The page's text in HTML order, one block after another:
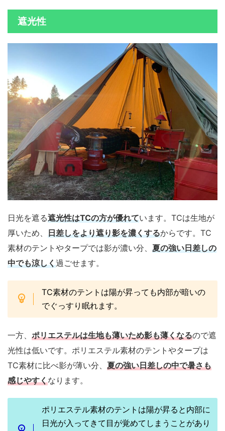
遮光性
日光を遮る遮光性はTCの方が優れています。TCは生地が
厚いため、 日差しをより遮り影を濃くするからです。TC
素材のテントやタープでは影が濃い分、 夏の強い日差しの
中でも涼しく過ごせます。
TC素材のテントは陽が昇っても内部が暗いの
でぐっすり眠れます。
一方、 ポリエステルは生地も薄いため影も薄くなるので遮
光性は低いです。ポリエステル素材のテントやタープは
TC素材に比べ影が薄い分、 夏の強い日差しの中で暑さも
感じやすくなります。
ポリエステル素材のテントは陽が昇ると内部に
日光が入ってきて目が覚めてしまうことがあり